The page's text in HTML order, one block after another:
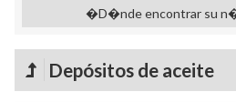
�D�nde encontrar su
Depósitos de aceite